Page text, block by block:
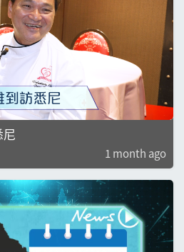
1 month ago